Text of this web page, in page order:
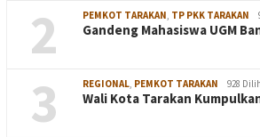
2 PEMKOT TARAKAN, TP PKK TARAKAN
Gandeng Mahasiswa UGM
3 REGIONAL, PEMKOT TARAKAN 928
Wali Kota Tarakan